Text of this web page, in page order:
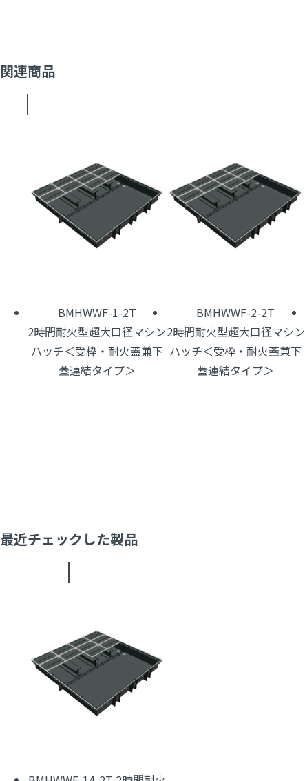
関連商品
BMHWWF-1-2T
2時間耐火型超大口径マシン
ハッチ＜受枠・耐火蓋兼下
蓋連結タイプ＞
BMHWWF-2-2T
2時間耐火型超大口径マシン
ハッチ＜受枠・耐火蓋兼下
蓋連結タイプ＞
最近チェックした製品